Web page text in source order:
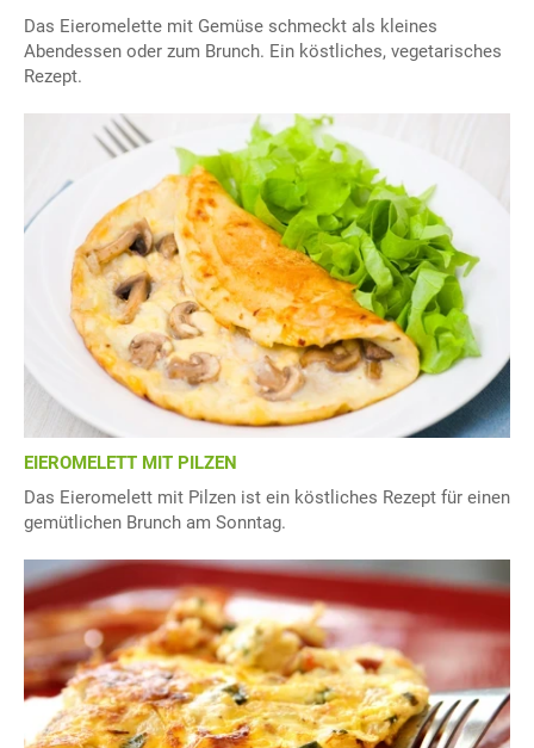
Das Eieromelette mit Gemüse schmeckt als kleines
Abendessen oder zum Brunch. Ein köstliches, vegetarisches
Rezept.
EIEROMELETT MIT PILZEN
Das Eieromelett mit Pilzen ist ein köstliches Rezept für einen
gemütlichen Brunch am Sonntag.